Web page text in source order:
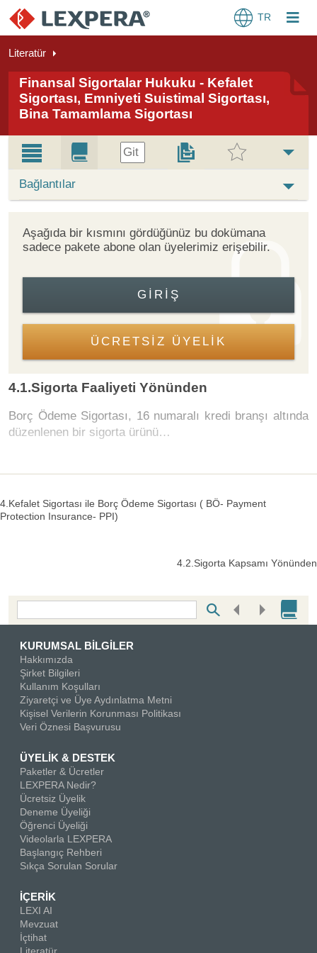
TR
Literatür
Finansal Sigortalar Hukuku - Kefalet
Sigortası, Emniyeti Suistimal Sigortası,
Bina Tamamlama Sigortası
Git
Bağlantılar
Aşağıda bir kısmını gördüğünüz bu dokümana
sadece pakete abone olan üyelerimiz erişebilir.
GIRIŞ
ÜCRETSİZ ÜYELİK
4.1.Sigorta Faaliyeti Yönünden
Borç Ödeme Sigortası, 16 numaralı kredi branşı altında
düzenlenen bir sigorta ürünü…
4.Kefalet Sigortası ile Borç Ödeme Sigortası ( BÖ- Payment
Protection Insurance- PPI)
4.2.Sigorta Kapsamı Yönünden
Bottom Search Toolbar Highlight Text
KURUMSAL BİLGİLER
Hakkımızda
Şirket Bilgileri
Kullanım Koşulları
Ziyaretçi ve Üye Aydınlatma Metni
Kişisel Verilerin Korunması Politikası
Veri Öznesi Başvurusu
ÜYELİK & DESTEK
Paketler & Ücretler
LEXPERA Nedir?
Ücretsiz Üyelik
Deneme Üyeliği
Öğrenci Üyeliği
Videolarla LEXPERA
Başlangıç Rehberi
Sıkça Sorulan Sorular
İÇERİK
LEXI AI
Mevzuat
İçtihat